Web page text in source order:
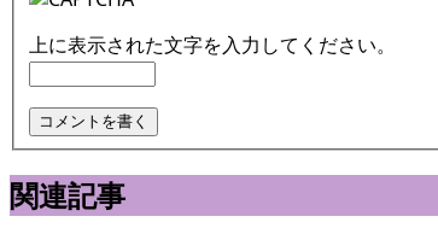
上に表示された文字を入力してください。
関連記事